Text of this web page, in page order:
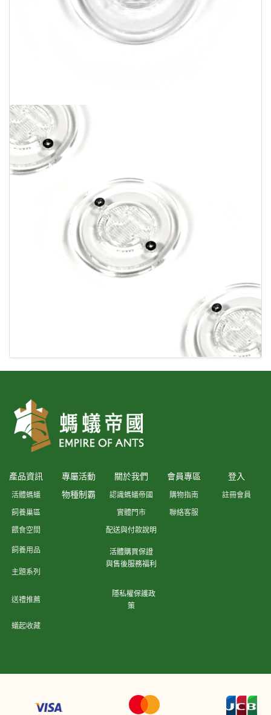
產品資訊 專屬活動 關於我們 會員專區 登入
活體螞蟻 物種制霸 認識螞蟻帝國 購物指南
註冊會員
飼養巢區
實體門市
聯絡客服
餵食空間
配送與付款說明
飼養用品
活體購買保證
與售後服務福利
主題系列
送禮推薦
隱私權保護政
策
蟻起收藏